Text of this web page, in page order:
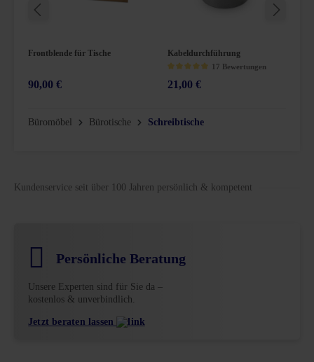
Frontblende für Tische
90,00 €
Kabeldurchführung
Durchschnittliche Bewertung von 4.9 von 5 Sternen
17 Bewertungen
21,00 €
Büromöbel Bürotische Schreibtische
Kundenservice seit über 100 Jahren persönlich & kompetent
Persönliche Beratung
Unsere Experten sind für Sie da –
kostenlos & unverbindlich.
Jetzt beraten lassen